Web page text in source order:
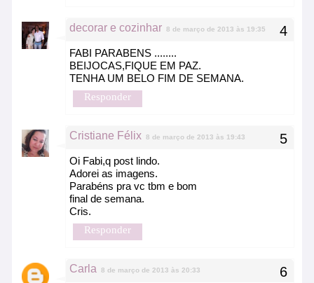
decorar e cozinhar 8 de março de 2013 às 19:35
FABI PARABENS ........
BEIJOCAS,FIQUE EM PAZ.
TENHA UM BELO FIM DE SEMANA.
Responder
Cristiane Félix 8 de março de 2013 às 19:43
Oi Fabi,q post lindo.
Adorei as imagens.
Parabéns pra vc tbm e bom
final de semana.
Cris.
Responder
Carla 8 de março de 2013 às 20:33